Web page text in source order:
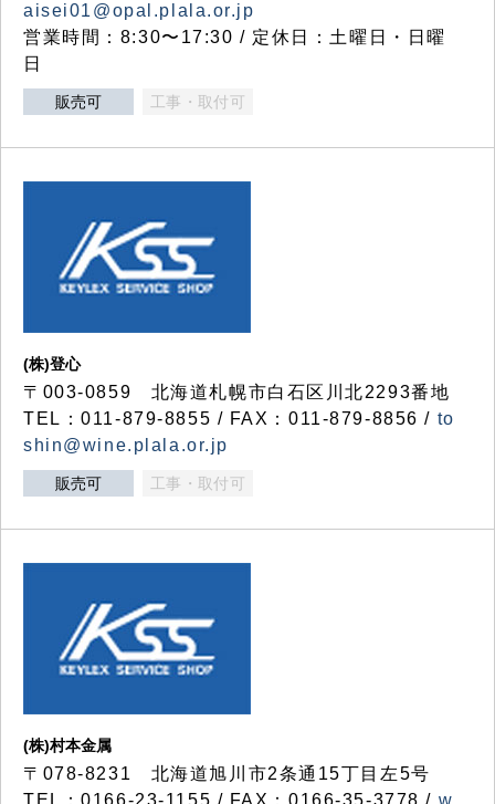
aisei01@opal.plala.or.jp
営業時間：8:30〜17:30 / 定休日：土曜日・日曜
日
販売可 工事・取付可
(株)登心
〒003-0859 北海道札幌市白石区川北2293番地
TEL：011-879-8855 / FAX：011-879-8856 / to
shin@wine.plala.or.jp
販売可 工事・取付可
(株)村本金属
〒078-8231 北海道旭川市2条通15丁目左5号
TEL：0166-23-1155 / FAX：0166-35-3778 / w